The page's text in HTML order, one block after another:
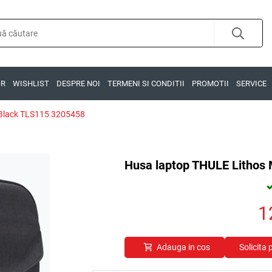
WISHLIST DESPRE NOI TERMENI SI CONDITII PROMOTII SERVICE
TLS115 3205458
Husa laptop THULE Lithos
Adauga in cos Solicita